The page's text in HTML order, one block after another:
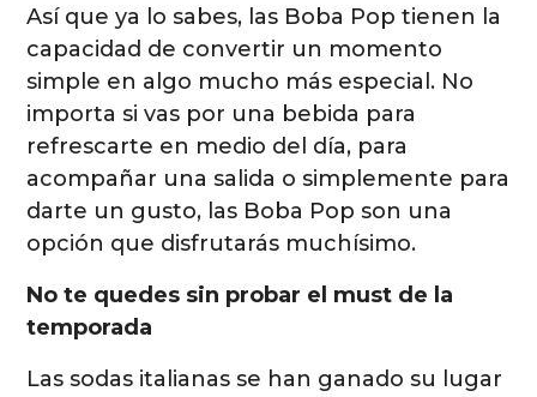
Así que ya lo sabes, las Boba Pop tienen la
capacidad de convertir un momento
simple en algo mucho más especial. No
importa si vas por una bebida para
refrescarte en medio del día, para
acompañar una salida o simplemente para
darte un gusto, las Boba Pop son una
opción que disfrutarás muchísimo.
No te quedes sin probar el must de la
temporada
Las sodas italianas se han ganado su lugar